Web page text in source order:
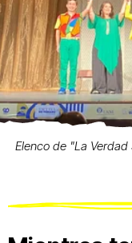
Elenco de "La